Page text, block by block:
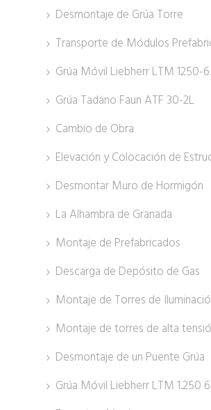
Desmontaje de Grúa Torre
Transporte de Módulos
Grúa Móvil Liebherr LTM 1250-
Grúa Tadano Faun ATF 30-2L
Cambio de Obra
Elevación y Colocación de
Desmontar Muro de Hormigón
La Alhambra de Granada
Montaje de Prefabricados
Descarga de Depósito de Gas
Montaje de Torres de
Montaje de torres de alta
Desmontaje de un Puente Grúa
Grúa Móvil Liebherr LTM 1.250